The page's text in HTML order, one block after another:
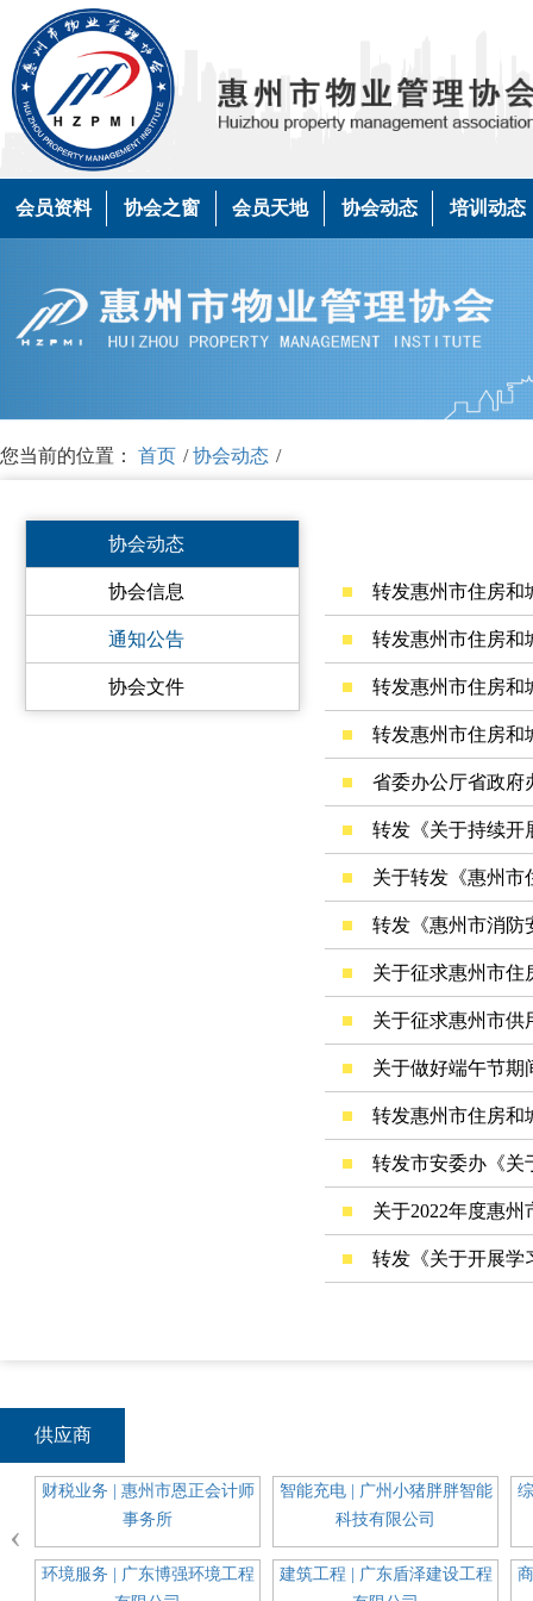
会员资料 协会之窗 会员天地 协会动态 培训动态
您当前的位置： 首页 /协会动态 /
协会动态
协会信息
通知公告
协会文件
省委办公厅省政府
转发《关于持续开
关于转发《惠州市
转发《惠州市消防
关于征求惠州市供
关于做好端午节期
转发惠州市住房和
转发市安委办《关
关于2022年度惠
转发《关于开展学
供应商
‹
财税业务 | 惠州市恩正会计师
事务所
环境服务 | 广东博强环境工程
智能充电 | 广州小猪胖胖智能
科技有限公司
建筑工程 | 广东盾泽建设工程